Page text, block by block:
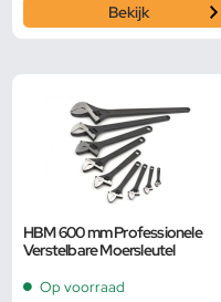
Bekijk
HBM 600 mm Professionele
Verstelbare Moersleutel
Op voorraad